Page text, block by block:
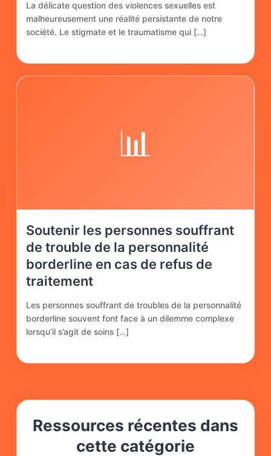
La délicate question des violences sexuelles est
malheureusement une réalité persistante de notre
société. Le stigmate et le traumatisme qui […]
📊
Soutenir les personnes souffrant
de trouble de la personnalité
borderline en cas de refus de
traitement
Les personnes souffrant de troubles de la personnalité
borderline souvent font face à un dilemme complexe
lorsqu’il s’agit de soins […]
Ressources récentes dans
cette catégorie